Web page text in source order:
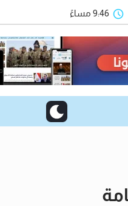
9:46 مساءً